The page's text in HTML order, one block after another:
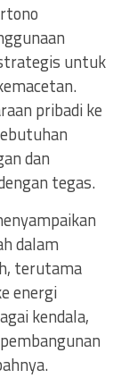
untuk
pribadi ke
dan
tegas.
dalam
terutama
energi
kendala,